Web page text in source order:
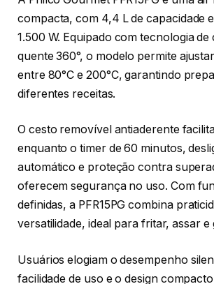
compacta, com 4,4 L de capacidade
1.500 W. Equipado com tecnologia
quente 360°, o modelo permite
entre 80°C e 200°C, garantindo
diferentes receitas.
O cesto removível antiaderente
enquanto o timer de 60 minutos,
automático e proteção contra
oferecem segurança no uso. Com
definidas, a PFR15PG combina
versatilidade, ideal para fritar, assar e
Usuários elogiam o desempenho
facilidade de uso e o design